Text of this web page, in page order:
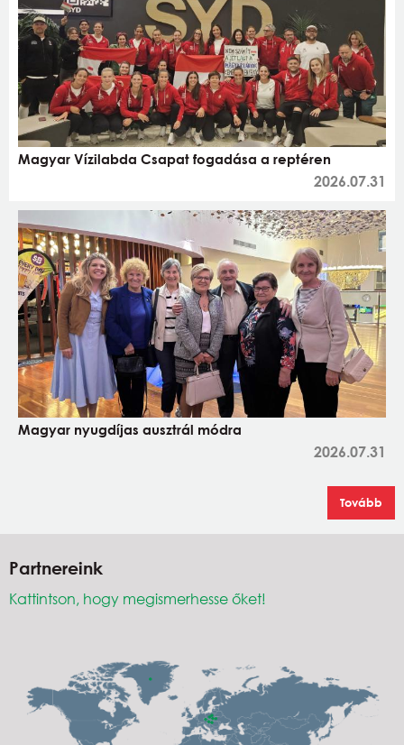
Magyar Vízilabda Csapat fogadása a reptéren
2026.07.31
Magyar nyugdíjas ausztrál módra
2026.07.31
Tovább
Partnereink
Kattintson, hogy megismerhesse őket!